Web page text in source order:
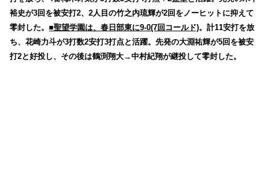
裕史が3回を被安打2、2人目の竹之内琉輝が2回をノーヒットに抑えて
零封した。■聖望学園は、春日部東に9-0(7回コールド)。計11安打を放
ち、花崎力斗が3打数2安打3打点と活躍。先発の大淵祐輝が5回を被安
打2と好投し、その後は鶴渕翔大→中村紀翔が継投して零封した。